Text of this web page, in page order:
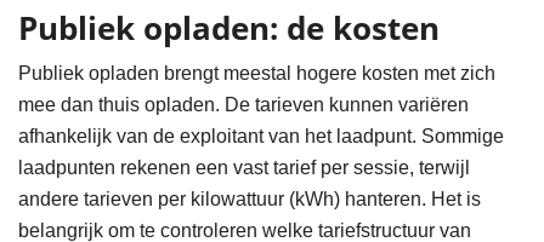
Publiek opladen: de kosten
Publiek opladen brengt meestal hogere kosten met zich
mee dan thuis opladen. De tarieven kunnen variëren
afhankelijk van de exploitant van het laadpunt. Sommige
laadpunten rekenen een vast tarief per sessie, terwijl
andere tarieven per kilowattuur (kWh) hanteren. Het is
belangrijk om te controleren welke tariefstructuur van